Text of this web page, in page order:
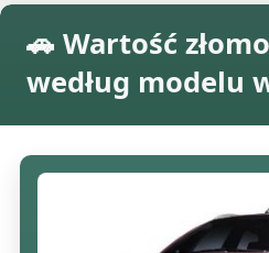
🚗 Wartość
według modelu